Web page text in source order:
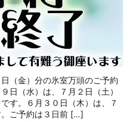
（金）分の氷室万頭のご予約
日（水）は、７月２日（土）
す。６月３０日（木）は、７
。ご予約は３日前 […]